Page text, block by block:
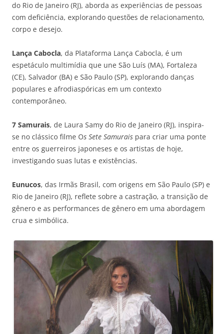
do Rio de Janeiro (RJ), aborda as experiências de pessoas
com deficiência, explorando questões de relacionamento,
corpo e desejo.
Lança Cabocla, da Plataforma Lança Cabocla, é um
espetáculo multimídia que une São Luís (MA), Fortaleza
(CE), Salvador (BA) e São Paulo (SP), explorando danças
populares e afrodiaspóricas em um contexto
contemporâneo.
7 Samurais, de Laura Samy do Rio de Janeiro (RJ), inspira-
se no clássico filme Os Sete Samurais para criar uma ponte
entre os guerreiros japoneses e os artistas de hoje,
investigando suas lutas e existências.
Eunucos, das Irmãs Brasil, com origens em São Paulo (SP) e
Rio de Janeiro (RJ), reflete sobre a castração, a transição de
gênero e as performances de gênero em uma abordagem
crua e simbólica.